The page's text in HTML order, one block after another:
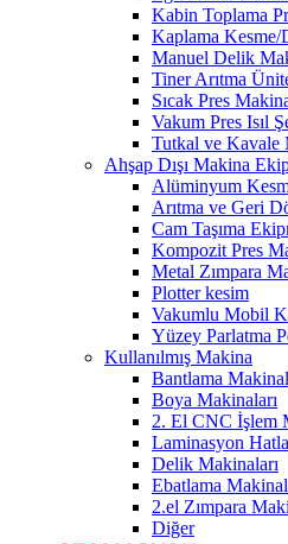
Kabin Toplama
Kaplama Kesme/
Manuel Delik
Tiner Arıtma
Sıcak Pres
Vakum Pres Isıl
Tutkal ve Kavale
Ahşap Dışı Makina
Alüminyum
Arıtma ve Geri
Cam Taşıma
Kompozit Pres
Metal Zımpara
Plotter kesim
Vakumlu Mobil
Yüzey Parlatma
Kullanılmış Makina
Bantlama
Boya Makinaları
2. El CNC İşlem
Laminasyon
Delik Makinaları
Ebatlama
2.el Zımpara
Diğer